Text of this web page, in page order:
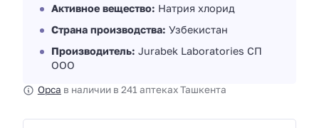
Активное вещество: Натрия хлорид
Страна производства: Узбекистан
Производитель: Jurabek Laboratories СП
ООО
Орса в наличии в 241 аптеках Ташкента